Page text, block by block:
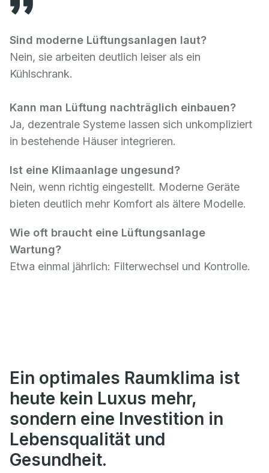
Sind moderne Lüftungsanlagen laut?
Nein, sie arbeiten deutlich leiser als ein
Kühlschrank.
Kann man Lüftung nachträglich einbauen?
Ja, dezentrale Systeme lassen sich unkompliziert
in bestehende Häuser integrieren.
Ist eine Klimaanlage ungesund?
Nein, wenn richtig eingestellt. Moderne Geräte
bieten deutlich mehr Komfort als ältere Modelle.
Wie oft braucht eine Lüftungsanlage
Wartung?
Etwa einmal jährlich: Filterwechsel und Kontrolle.
Ein optimales Raumklima ist
heute kein Luxus mehr,
sondern eine Investition in
Lebensqualität und
Gesundheit.